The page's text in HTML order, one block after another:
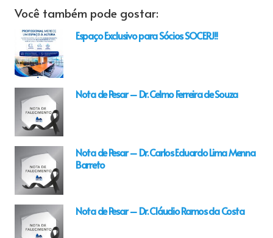
Você também pode gostar:
Espaço Exclusivo para Sócios SOCERJ!!
Nota de Pesar – Dr. Celmo Ferreira de Souza
Nota de Pesar – Dr. Carlos Eduardo Lima Menna
Barreto
Nota de Pesar – Dr. Cláudio Ramos da Costa